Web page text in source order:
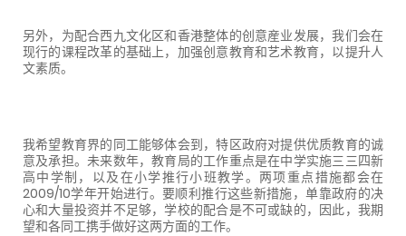
另外，为配合西九文化区和香港整体的创意産业发展，我们会在
现行的课程改革的基础上，加强创意教育和艺术教育，以提升人
文素质。
我希望教育界的同工能够体会到，特区政府对提供优质教育的诚
意及承担。未来数年，教育局的工作重点是在中学实施三三四新
高中学制，以及在小学推行小班教学。两项重点措施都会在
2009/10学年开始进行。要顺利推行这些新措施，单靠政府的决
心和大量投资并不足够，学校的配合是不可或缺的，因此，我期
望和各同工携手做好这两方面的工作。